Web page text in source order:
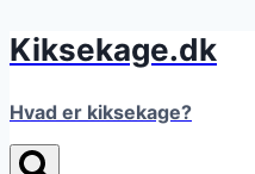
Fortsæt
indhold
Kiksekage.dk
Hvad er kiksekage?